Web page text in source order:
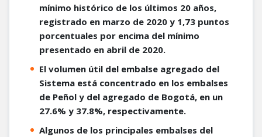
mínimo histórico de los últimos 20 años,
registrado en marzo de 2020 y 1,73 puntos
porcentuales por encima del mínimo
presentado en abril de 2020.
El volumen útil del embalse agregado del
Sistema está concentrado en los embalses
de Peñol y del agregado de Bogotá, en un
27.6% y 37.8%, respectivamente.
Algunos de los principales embalses del